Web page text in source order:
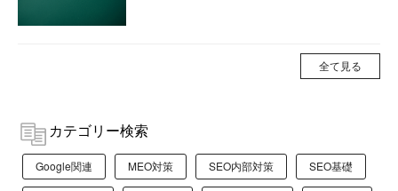
全て見る
カテゴリー検索
Google関連 MEO対策 SEO内部対策 SEO基礎